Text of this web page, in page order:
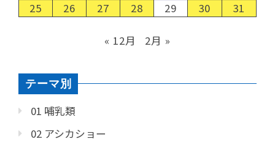
25
26 27 28 29 30 31
« 12月 2月 »
テーマ別
01 哺乳類
02 アシカショー